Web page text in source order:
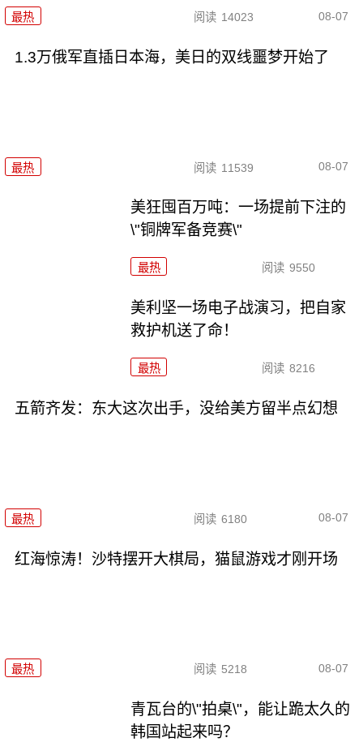
最热 阅读 14023 08-07
1.3万俄军直插日本海，美日的双线噩梦开始了
最热 阅读 11539 08-07
美狂囤百万吨：一场提前下注的
\"铜牌军备竞赛\"
最热 阅读 9550
美利坚一场电子战演习，把自家
救护机送了命！
最热 阅读 8216
五箭齐发：东大这次出手，没给美方留半点幻想
最热 阅读 6180 08-07
红海惊涛！沙特摆开大棋局，猫鼠游戏才刚开场
最热 阅读 5218 08-07
青瓦台的\"拍桌\"，能让跪太久的
韩国站起来吗？